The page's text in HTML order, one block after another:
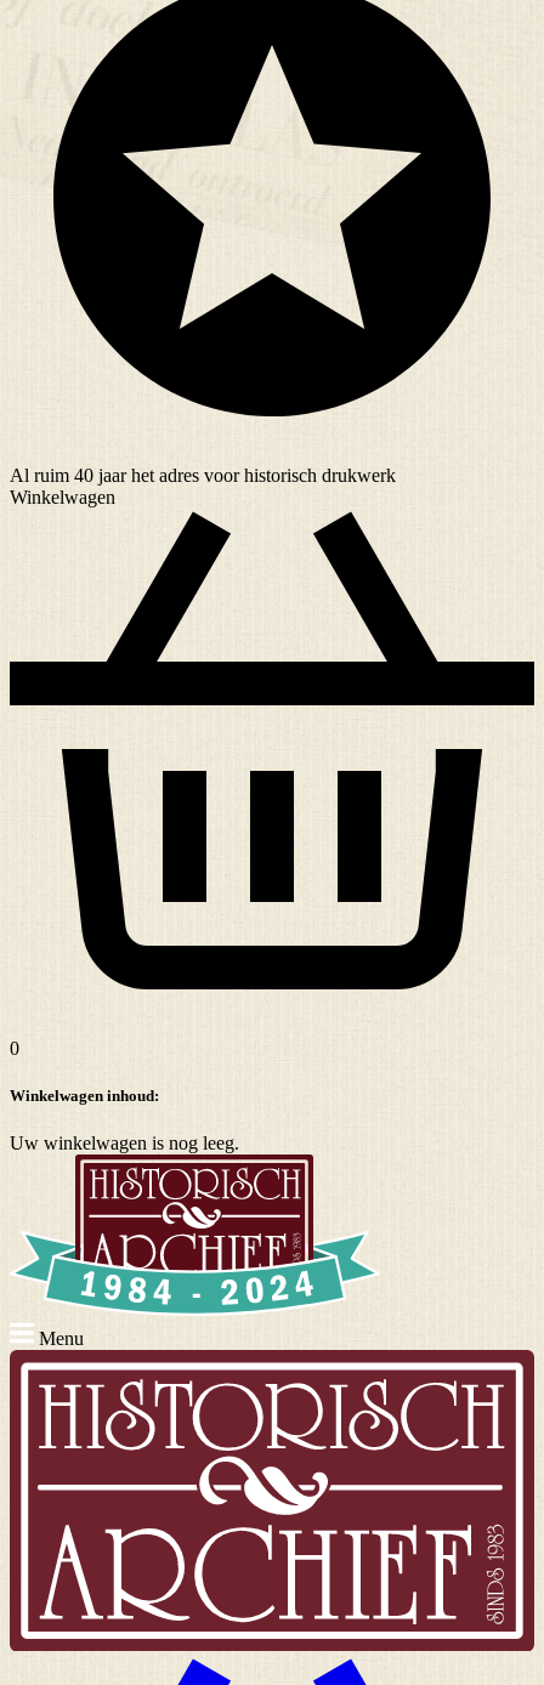
Al ruim 40 jaarhet adres voor historisch drukwerk
Winkelwagen
0
Winkelwagen inhoud:
Uw winkelwagen is nog leeg.
Menu